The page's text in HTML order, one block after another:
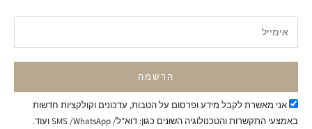
הרשמה
אני מאשרת לקבל מידע ופרסום על הטבות, עדכונים וקולקציות חדשות
באמצעי התקשרות והטכנולוגיה השונים כגון: דוא"ל/ SMS /WhatsApp ועוד.